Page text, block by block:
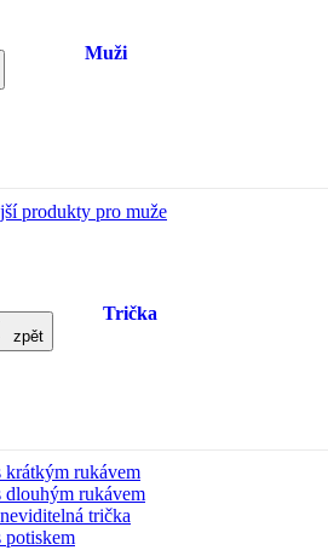
Muži
produkty pro muže
zpět
Trička
krátkým rukávem
dlouhým rukávem
trička
potiskem